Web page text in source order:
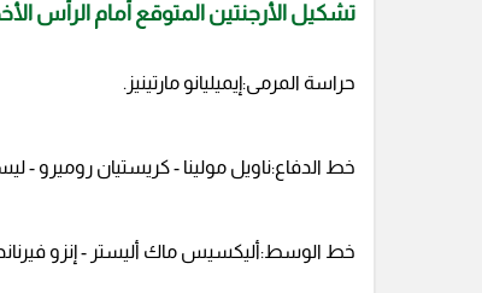
تشكيل الأرجنتين المتوقع أمام الرأس
حراسة المرمى:إيميليانو مارتينيز.
خط الدفاع:ناويل مولينا - كريستيان روميرو -
خط الوسط:أليكسيس ماك أليستر - إنزو